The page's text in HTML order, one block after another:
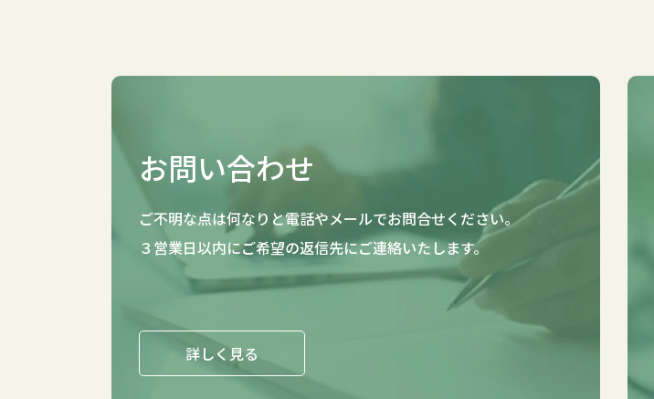
お問い合わせ
ご不明な点は何なりと電話やメールでお問合せください。
３営業日以内にご希望の返信先にご連絡いたします。
詳しく見る